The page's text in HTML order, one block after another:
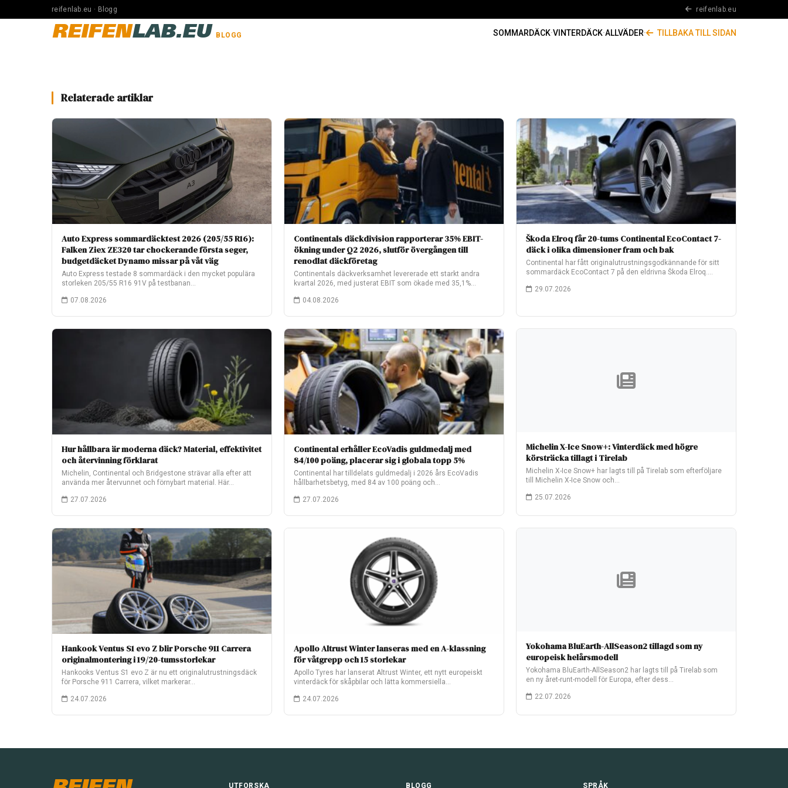
reifenlab.eu · Blogg reifenlab.eu
REIFENLAB.EU BLOGG SOMMARDÄCK·VINTERDÄCK·ALLVÄDER· TILLBAKA TILL SIDAN
Relaterade artiklar
Auto Express sommardäcktest 2026 (205/55 R16):
Falken Ziex ZE320 tar chockerande första seger,
budgetdäcket Dynamo missar på våt väg
Auto Express testade 8 sommardäck i den mycket populära
storleken 205/55 R16 91V på testbanan…
07.08.2026
Continentals däckdivision rapporterar 35% EBIT-
ökning under Q2 2026, slutför övergången till
renodlat däckföretag
Continentals däckverksamhet levererade ett starkt andra
kvartal 2026, med justerat EBIT som ökade med 35,1%…
04.08.2026
Škoda Elroq får 20-tums Continental EcoContact 7-
däck i olika dimensioner fram och bak
Continental har fått originalutrustningsgodkännande för sitt
sommardäck EcoContact 7 på den eldrivna Škoda Elroq.
29.07.2026
Hur hållbara är moderna däck? Material, effektivitet
och återvinning förklarat
Michelin, Continental och Bridgestone strävar alla efter att
använda mer återvunnet och förnybart material. Här…
27.07.2026
Continental erhåller EcoVadis guldmedalj med
84/100 poäng, placerar sig i globala topp 5%
Continental har tilldelats guldmedalj i 2026 års EcoVadis
hållbarhetsbetyg, med 84 av 100 poäng och…
27.07.2026
Michelin X-Ice Snow+: Vinterdäck med högre
körsträcka tillagt i Tirelab
Michelin X-Ice Snow+ har lagts till på Tirelab som efterföljare
till Michelin X-Ice Snow och…
25.07.2026
Hankook Ventus S1 evo Z blir Porsche 911 Carrera
originalmontering i 19/20-tumsstorlekar
Hankooks Ventus S1 evo Z är nu ett originalutrustningsdäck
för Porsche 911 Carrera, vilket markerar…
24.07.2026
Apollo Altrust Winter lanseras med en A-klassning
för våtgrepp och 15 storlekar
Apollo Tyres har lanserat Altrust Winter, ett nytt europeiskt
vinterdäck för skåpbilar och lätta kommersiella…
24.07.2026
Yokohama BluEarth-AllSeason2 tillagd som ny
europeisk helårsmodell
Yokohama BluEarth-AllSeason2 har lagts till på Tirelab som
en ny året-runt-modell för Europa, efter dess…
22.07.2026
UTFORSKA BLOGG SPRÅK